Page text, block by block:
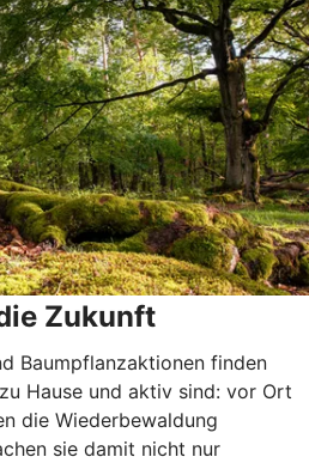
Zukunft
Baumpflanzaktionen finden
Hause und aktiv sind: vor Ort
die Wiederbewaldung
sie damit nicht nur